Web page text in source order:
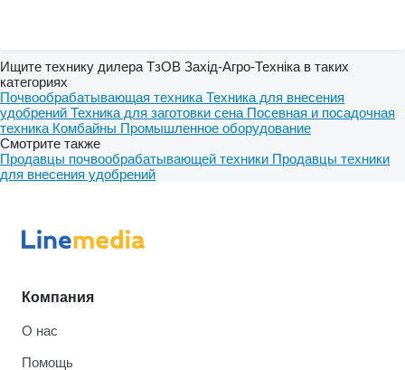
Ищите технику дилера ТзОВ Захід-Агро-Техніка в таких
категориях
Почвообрабатывающая техника Техника для внесения
удобрений Техника для заготовки сена Посевная и посадочная
техника Комбайны Промышленное оборудование
Смотрите также
Продавцы почвообрабатывающей техники Продавцы техники
для внесения удобрений
Компания
О нас
Помощь